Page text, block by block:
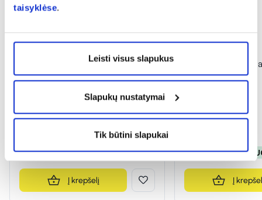
taisyklėse.
Leisti visus slapukus
Slapukų nustatymai
Tik būtini slapukai
-50%
DELIA veido serumas STEMA
CELLS, 10 ml
Įvertinimas 5.0 iš 5
% PAPILDOMA NUOLAIDA
Į krepšelį
-50%
DELIA veido
SYSTEM, 50 ml
Įvertinimas 5.0 iš 5
% PAPILDOMA
Į